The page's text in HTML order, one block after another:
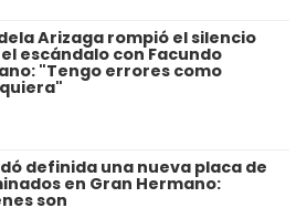
Arizaga rompió el silencio
escándalo con Facundo
"Tengo errores como
definida una nueva placa de
en Gran Hermano:
son